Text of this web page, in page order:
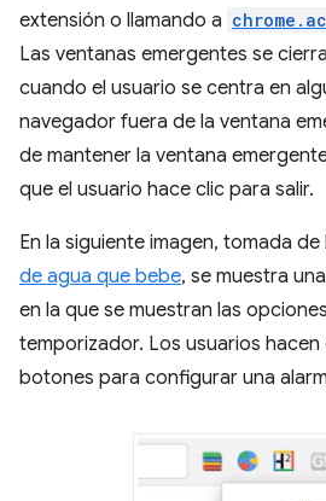
extensión o llamando a
Las ventanas emergentes se
cuando el usuario se centra en
navegador fuera de la ventana
de mantener la ventana
que el usuario hace clic para salir.
En la siguiente imagen, tomada
de agua que bebe, se muestra
en la que se muestran las
temporizador. Los usuarios hacen
botones para configurar una